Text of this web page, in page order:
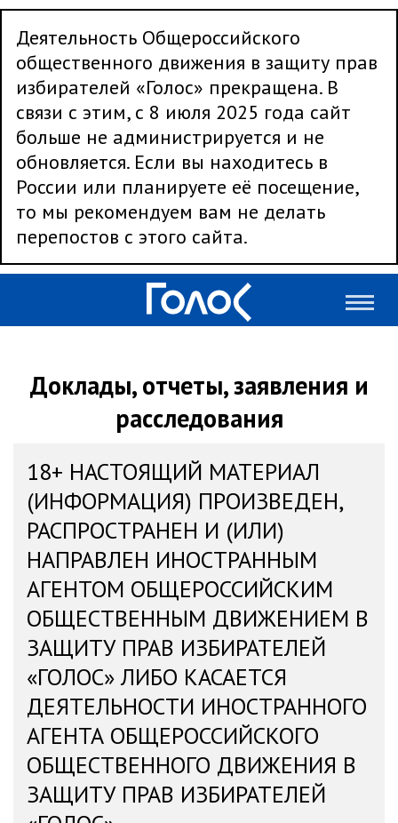
Деятельность Общероссийского
общественного движения в защиту прав
избирателей «Голос» прекращена. В
связи с этим, с 8 июля 2025 года сайт
больше не администрируется и не
обновляется. Если вы находитесь в
России или планируете её посещение,
то мы рекомендуем вам не делать
перепостов с этого сайта.
Доклады, отчеты, заявления и
расследования
18+ НАСТОЯЩИЙ МАТЕРИАЛ
(ИНФОРМАЦИЯ) ПРОИЗВЕДЕН,
РАСПРОСТРАНЕН И (ИЛИ)
НАПРАВЛЕН ИНОСТРАННЫМ
АГЕНТОМ ОБЩЕРОССИЙСКИМ
ОБЩЕСТВЕННЫМ ДВИЖЕНИЕМ В
ЗАЩИТУ ПРАВ ИЗБИРАТЕЛЕЙ
«ГОЛОС» ЛИБО КАСАЕТСЯ
ДЕЯТЕЛЬНОСТИ ИНОСТРАННОГО
АГЕНТА ОБЩЕРОССИЙСКОГО
ОБЩЕСТВЕННОГО ДВИЖЕНИЯ В
ЗАЩИТУ ПРАВ ИЗБИРАТЕЛЕЙ